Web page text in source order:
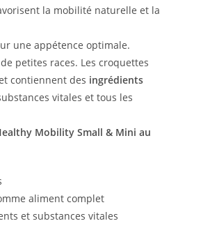
la mobilité naturelle et la
une appétence optimale.
petites races. Les croquettes
contiennent des ingrédients
vitales et tous les
Mobility Small & Mini au
aliment complet
et substances vitales